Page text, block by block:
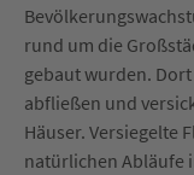
rund um die
gebaut wurden.
abfließen und
Häuser. Versiegelte
natürlichen Abläufe